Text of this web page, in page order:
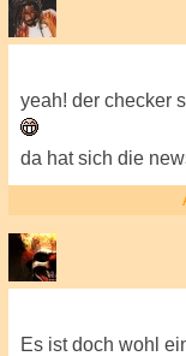
yeah! der checker
da hat sich die
Es ist doch wohl